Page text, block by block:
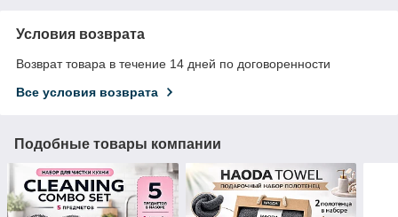
Условия возврата
Возврат товара в течение 14 дней по договоренности
Все условия возврата
Подобные товары компании